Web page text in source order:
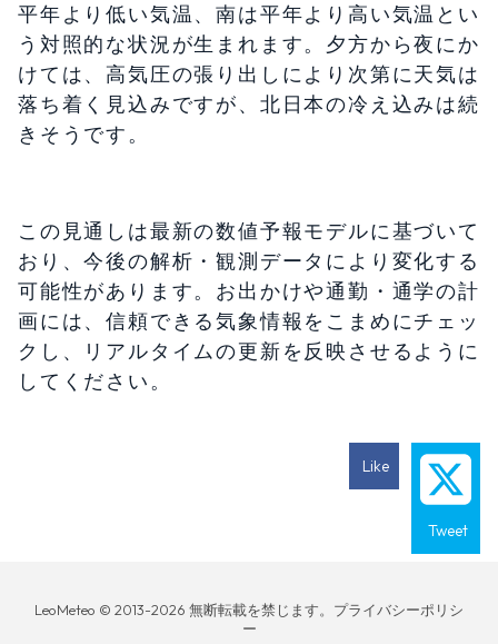
平年より低い気温、南は平年より高い気温とい
う対照的な状況が生まれます。夕方から夜にか
けては、高気圧の張り出しにより次第に天気は
落ち着く見込みですが、北日本の冷え込みは続
きそうです。
この見通しは最新の数値予報モデルに基づいて
おり、今後の解析・観測データにより変化する
可能性があります。お出かけや通勤・通学の計
画には、信頼できる気象情報をこまめにチェッ
クし、リアルタイムの更新を反映させるように
してください。
Like
Tweet
LeoMeteo © 2013-2026 無断転載を禁じます。プライバシーポリシ
ー